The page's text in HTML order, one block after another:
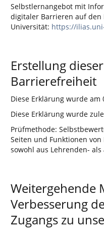
Selbstlernangebot mit
digitaler Barrieren auf den
Universität: https://
Erstellung
Barrierefreiheit
Diese Erklärung wurde am
Diese Erklärung wurde
Prüfmethode:
Seiten und Funktionen von
sowohl aus Lehrenden-
Weitergehende
Verbesserung
Zugangs zu